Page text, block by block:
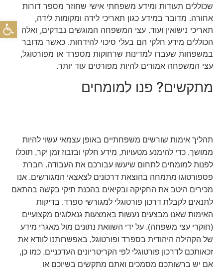
שכוללים תעודות ומידע משפחתי אישי שחוזר מספר דורות
אחורה. מדובר במידע כגון תאריכי לידה ומקומות לידה,
תאריכי נישואין ועוד. עצי המשפחה המוגשים נבדקים, ואלה
הכוללים מידע חלקי הם בעלי סיכוי להידחות. כאשר מדובר
במשפחות שעברו למדינות שרחוקות מספרד או מפורטוגל,
עצי המשפחה אמורים להיות מפורטים עוד יותר.
מתקשים? פנו למומחים
תהליך אימות שורשים משפחתיים באופן עצמאי עשוי להיות
ממושך. כדי להימנע מטעויות, מידע חלקי ובזבוז זמן יקר, תוכלו
לפנות למומחים לתחום שיעשו עבורכם את העבודה. חברת
פספורטוגו מתמחה בהוצאת דרכונים לצאצאי המגורשים. אנו
מכירים היטב את החקיקה ובקיאים בהכנת תיקי בקשה בהתאם
לתנאים לקבלת דרכון פורטוגלי למגורשי ספרד. בדיקות
האימות שאנו מבצעים נעשות באמצעות גנאלוגים מקצועיים
(חוקרי עצי משפחה). על ידי השוואת נתונים מול מאגרי מידע
של הקהילה היהודית בספרד ופורטוגל, באפשרותנו לוודא את
זכאותכם לדרכון פורטוגלי לפי הקריטריונים העדכניים. כמו כן,
אם יש ברשותכם מסמכים ואתם מתקשים בשיוכם או